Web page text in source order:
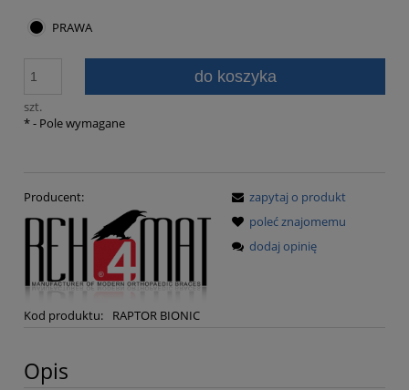
PRAWA
szt.
do koszyka
*- Pole wymagane
Producent:
Kod produktu: RAPTOR BIONIC
zapytaj o produkt
poleć znajomemu
dodaj opinię
Opis